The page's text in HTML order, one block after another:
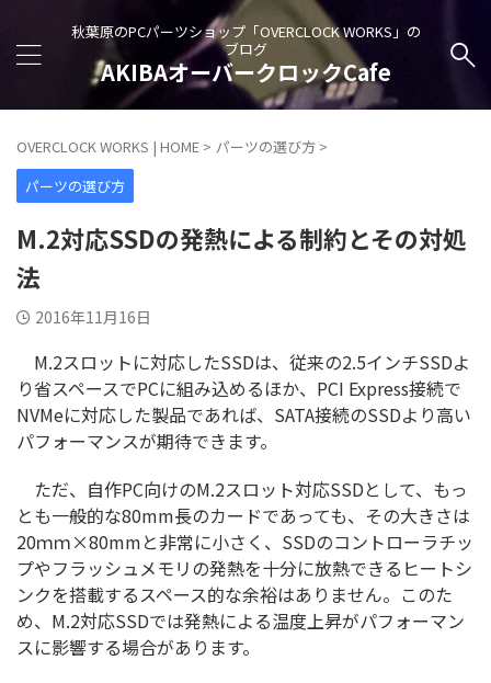
秋葉原のPCパーツショップ「OVERCLOCK WORKS」の
ブログ
AKIBAオーバークロックCafe
OVERCLOCK WORKS | HOME > パーツの選び方 >
パーツの選び方
M.2対応SSDの発熱による制約とその対処
法
2016年11月16日
M.2スロットに対応したSSDは、従来の2.5インチSSDよ
り省スペースでPCに組み込めるほか、PCI Express接続で
NVMeに対応した製品であれば、SATA接続のSSDより高い
パフォーマンスが期待できます。
ただ、自作PC向けのM.2スロット対応SSDとして、もっ
とも一般的な80mm長のカードであっても、その大きさは
20ｍｍ×80mmと非常に小さく、SSDのコントローラチッ
プやフラッシュメモリの発熱を十分に放熱できるヒートシ
ンクを搭載するスペース的な余裕はありません。このた
め、M.2対応SSDでは発熱による温度上昇がパフォーマン
スに影響する場合があります。